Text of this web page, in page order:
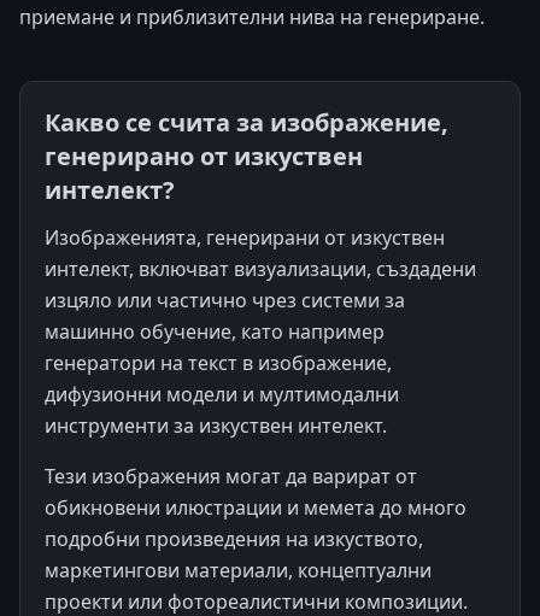
приемане и приблизителни нива на генериране.
Какво се счита за изображение,
генерирано от изкуствен
интелект?
Изображенията, генерирани от изкуствен
интелект, включват визуализации, създадени
изцяло или частично чрез системи за
машинно обучение, като например
генератори на текст в изображение,
дифузионни модели и мултимодални
инструменти за изкуствен интелект.
Тези изображения могат да варират от
обикновени илюстрации и мемета до много
подробни произведения на изкуството,
маркетингови материали, концептуални
проекти или фотореалистични композиции.